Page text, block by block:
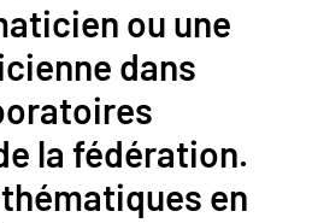
ou une
dans
la fédération.
en